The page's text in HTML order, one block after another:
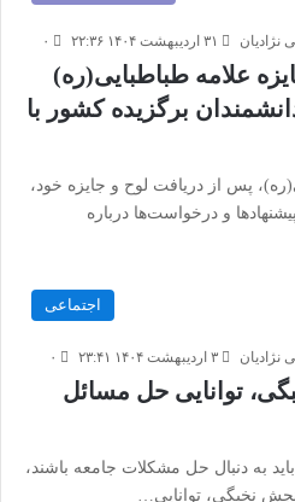
۳۱ اردیبهشت ۱۴۰۴ ۲۲:۳۶ ۰
علامه طباطبایی(ره)
برگزیده کشور با
پس از دریافت لوح و جایزه خود،
و درخواست‌ها درباره
اجتماعی
۳ اردیبهشت ۱۴۰۴ ۲۳:۴۱ ۰
توانایی حل مسائل
به دنبال حل مشکلات جامعه باشند،
نخبگی، توانایی…